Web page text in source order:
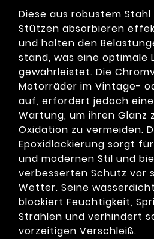
Diese aus robustem
Stützen absorbieren
und halten den
stand, was eine optimale
gewährleistet. Die
Motorräder im Vintage-
auf, erfordert jedoch
Wartung, um ihren Glanz
Oxidation zu vermeiden.
Epoxidlackierung sorgt
und modernen Stil und
verbesserten Schutz vor
Wetter. Seine
blockiert Feuchtigkeit,
Strahlen und verhindert
vorzeitigen Verschleiß.